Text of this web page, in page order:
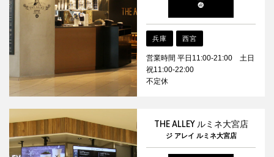
兵庫 西宮
営業時間 平日11:00-21:00 土日
祝11:00-22:00
不定休
THE ALLEY ルミネ大宮店
ジ アレイ ルミネ大宮店